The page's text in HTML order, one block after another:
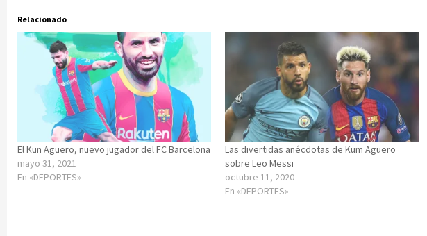
Relacionado
El Kun Agüero, nuevo jugador del FC Barcelona
mayo 31, 2021
En «DEPORTES»
Las divertidas anécdotas de Kum Agüero
sobre Leo Messi
octubre 11, 2020
En «DEPORTES»